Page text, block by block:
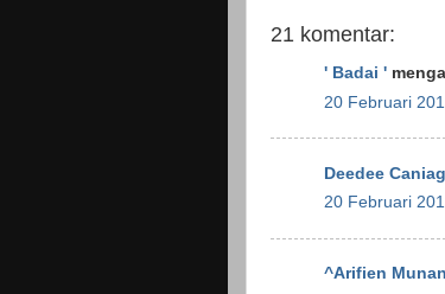
21 komentar:
' Badai '
20 Februari
Deedee
20 Februari
^Arifien